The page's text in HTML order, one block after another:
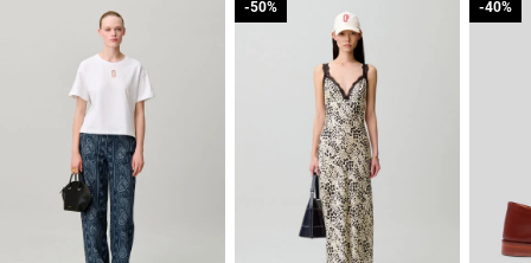
-50%
-50% -40%
-40%